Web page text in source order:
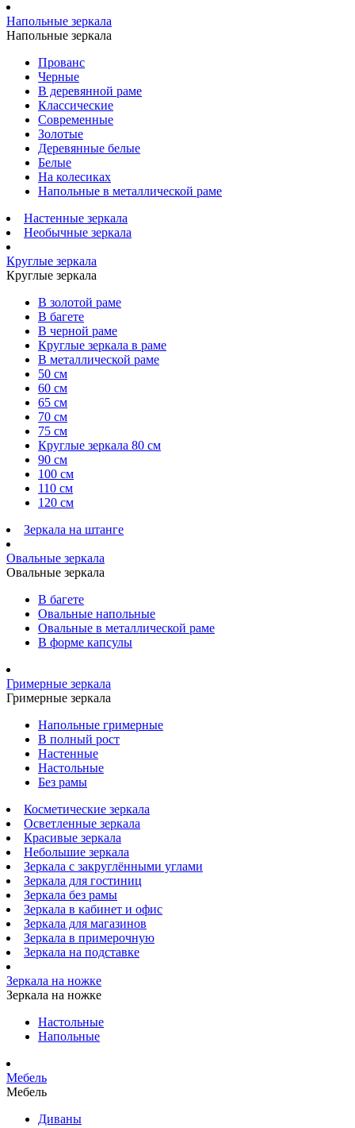
Напольные зеркала
Напольные зеркала
Прованс
Черные
В деревянной раме
Классические
Современные
Золотые
Деревянные белые
Белые
На колесиках
Напольные в металлической раме
Настенные зеркала
Необычные зеркала
Круглые зеркала
Круглые зеркала
В золотой раме
В багете
В черной раме
Круглые зеркала в раме
В металлической раме
50 см
60 см
65 см
70 см
75 см
Круглые зеркала 80 см
90 см
100 см
110 см
120 см
Зеркала на штанге
Овальные зеркала
Овальные зеркала
В багете
Овальные напольные
Овальные в металлической раме
В форме капсулы
Гримерные зеркала
Гримерные зеркала
Напольные гримерные
В полный рост
Настенные
Настольные
Без рамы
Косметические зеркала
Осветленные зеркала
Красивые зеркала
Небольшие зеркала
Зеркала с закруглёнными углами
Зеркала для гостиниц
Зеркала без рамы
Зеркала в кабинет и офис
Зеркала для магазинов
Зеркала в примерочную
Зеркала на подставке
Зеркала на ножке
Зеркала на ножке
Настольные
Напольные
Мебель
Мебель
Диваны